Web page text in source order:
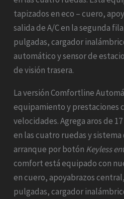
tapizados en eco – cuero,
salida de A/C en la segunda
pulgadas, cargador
automático y sensor de
de visión trasera.
La versión Comfortline
equipamiento y prestaciones
velocidades. Agrega aros de
en las cuatro ruedas y
arranque por botón Keyless
comfort está equipado con
en cuero, apoyabrazos
pulgadas, cargador